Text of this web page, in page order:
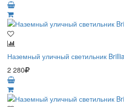
Наземный уличный светильник
2 280